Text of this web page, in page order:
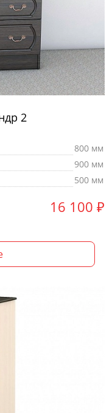
2
800 мм
900 мм
500 мм
16 100 ₽